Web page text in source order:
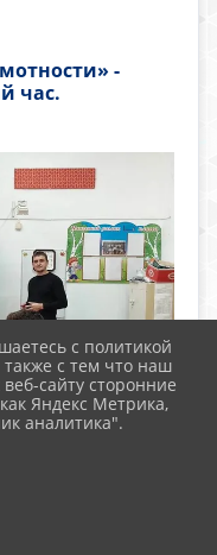
-
час.
с политикой
с тем что наш
сайту сторонние
Яндекс Метрика,
аналитика".